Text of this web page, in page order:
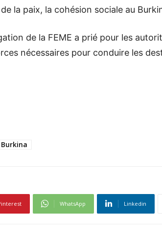
la paix, la cohésion sociale au
de la FEME a prié pour les
nécessaires pour conduire les
WhatsApp Linkedin